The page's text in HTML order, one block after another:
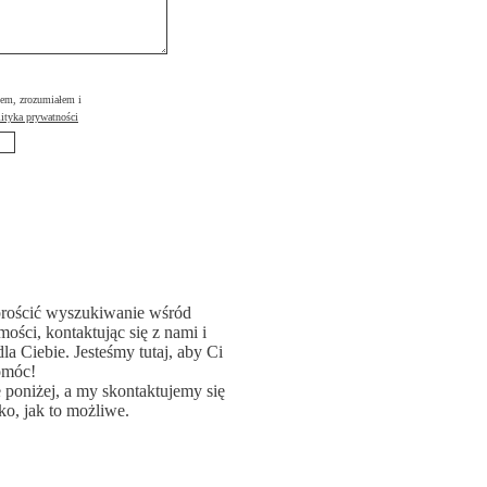
zrozumiałem i
prywatności
wyszukiwanie wśród
kontaktując się z nami i
Ciebie. Jesteśmy tutaj, aby Ci
a my skontaktujemy się
jak to możliwe.